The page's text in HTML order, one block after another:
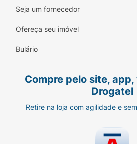
indesejados.
Gel de Alta Absorção:
rapidamente, mantendo a
Modo de Usar:
Deite o bebê sobre a
Puxe a parte frontal por
Seja um fornecedor
Ofereça seu imóvel
Bulário
Compre pelo site,
Drogatel
Retire na loja com agilidade e